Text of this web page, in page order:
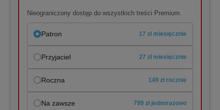
Nieograniczony dostęp do wszystkich treści Premium.
Patron 17 zł miesięcznie
Przyjaciel 27 zł miesięcznie
Roczna 149 zł rocznie
Na zawsze 799 zł jednorazowo